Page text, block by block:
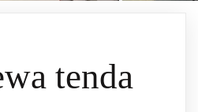
tenda